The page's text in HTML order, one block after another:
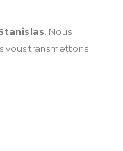
. Nous
vous transmettons